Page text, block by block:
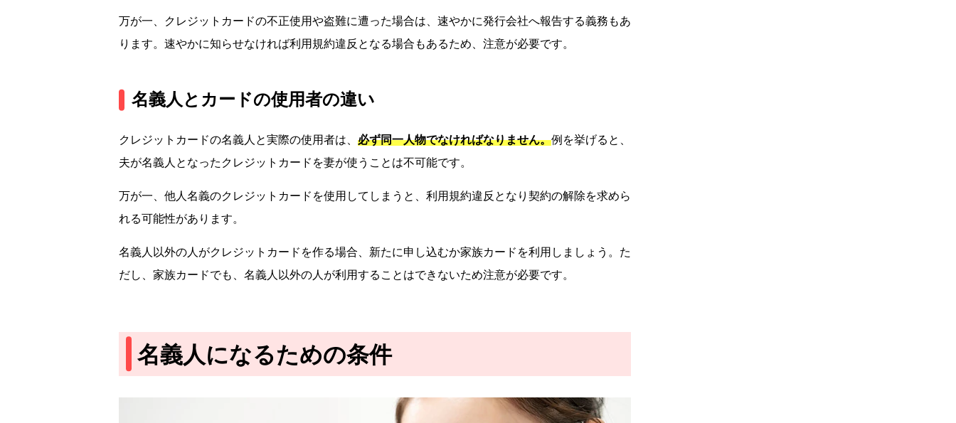
万が一、クレジットカードの不正使用や盗難に遭った場合は、速やかに発行会社へ報告する義務もあ
ります。速やかに知らせなければ利用規約違反となる場合もあるため、注意が必要です。
名義人とカードの使用者の違い
クレジットカードの名義人と実際の使用者は、 必ず同一人物でなければなりません。例を挙げると、
夫が名義人となったクレジットカードを妻が使うことは不可能です。
万が一、他人名義のクレジットカードを使用してしまうと、利用規約違反となり契約の解除を求めら
れる可能性があります。
名義人以外の人がクレジットカードを作る場合、新たに申し込むか家族カードを利用しましょう。た
だし、家族カードでも、名義人以外の人が利用することはできないため注意が必要です。
名義人になるための条件